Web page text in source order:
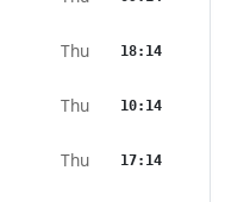
Thu 18:14
Thu 10:14
Thu 17:14